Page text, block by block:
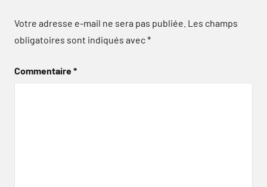
Votre adresse e-mail ne sera pas publiée. Les champs
obligatoires sont indiqués avec*
Commentaire*